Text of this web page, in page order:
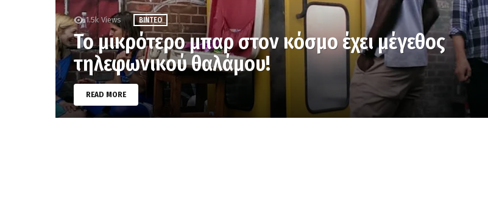
1.5k Views ΒΊΝΤΕΟ
Το μικρότερο μπαρ στον κόσμο έχει μέγεθος
τηλεφωνικού θαλάμου!
READ MORE